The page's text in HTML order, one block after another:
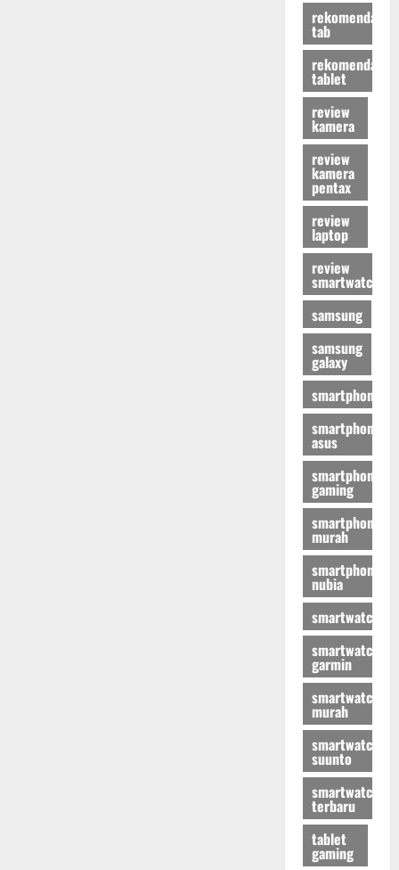
rekomendasi
tab
rekomendasi
tablet
review
kamera
review
kamera
pentax
review
laptop
review
smartwatch
samsung
samsung
galaxy
smartphone
smartphone
asus
smartphone
gaming
smartphone
murah
smartphone
nubia
smartwatch
smartwatch
garmin
smartwatch
murah
smartwatch
suunto
smartwatch
terbaru
tablet
gaming